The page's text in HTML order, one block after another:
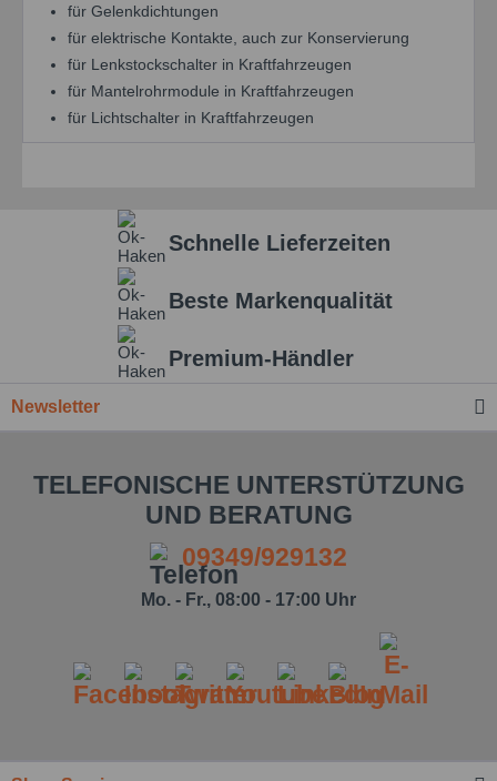
für Gelenkdichtungen
für elektrische Kontakte, auch zur Konservierung
für Lenkstockschalter in Kraftfahrzeugen
für Mantelrohrmodule in Kraftfahrzeugen
für Lichtschalter in Kraftfahrzeugen
Schnelle Lieferzeiten
Beste Markenqualität
Premium-Händler
Newsletter
TELEFONISCHE UNTERSTÜTZUNG
UND BERATUNG
09349/929132
Mo. - Fr., 08:00 - 17:00 Uhr